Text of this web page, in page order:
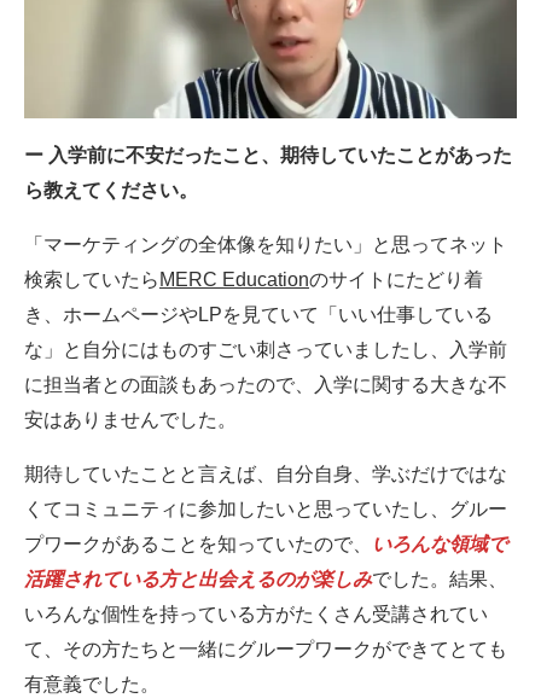
ー 入学前に不安だったこと、期待していたことがあった
ら教えてください。
「マーケティングの全体像を知りたい」と思ってネット
検索していたら MERC Educationのサイトにたどり着
き、ホームページやLPを見ていて「いい仕事している
な」と自分にはものすごい刺さっていましたし、入学前
に担当者との面談もあったので、入学に関する大きな不
安はありませんでした。
期待していたことと言えば、自分自身、学ぶだけではな
くてコミュニティに参加したいと思っていたし、グルー
プワークがあることを知っていたので、
いろんな領域で
活躍されている方と出会えるのが楽しみでした。結果、
いろんな個性を持っている方がたくさん受講されてい
て、その方たちと一緒にグループワークができてとても
有意義でした。